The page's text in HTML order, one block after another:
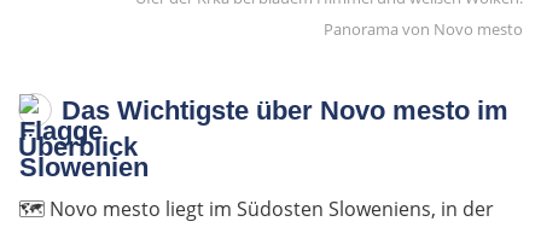
Panorama von Novo mesto
Das Wichtigste über Novo mesto im
Überblick
🗺️ Novo mesto liegt im Südosten Sloweniens, in der